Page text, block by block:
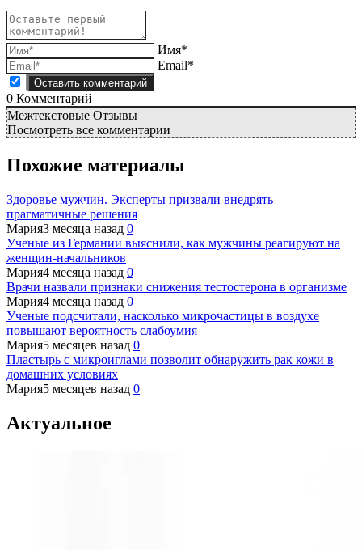
Имя*
Email*
0 Комментарий
Межтекстовые Отзывы
Посмотреть все комментарии
Похожие материалы
Здоровье мужчин. Эксперты призвали внедрять
прагматичные решения
Мария3 месяца назад 0
Ученые из Германии выяснили, как мужчины реагируют на
женщин-начальников
Мария4 месяца назад 0
Врачи назвали признаки снижения тестостерона в организме
Мария4 месяца назад 0
Ученые подсчитали, насколько микрочастицы в воздухе
повышают вероятность слабоумия
Мария5 месяцев назад 0
Пластырь с микроиглами позволит обнаружить рак кожи в
домашних условиях
Мария5 месяцев назад 0
Актуальное